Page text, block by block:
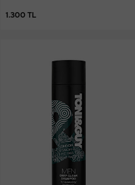
1.300 TL